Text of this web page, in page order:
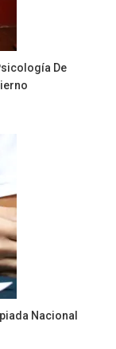
De
Nacional